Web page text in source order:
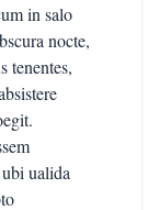
in salo
nocte,
tenentes,
ualida